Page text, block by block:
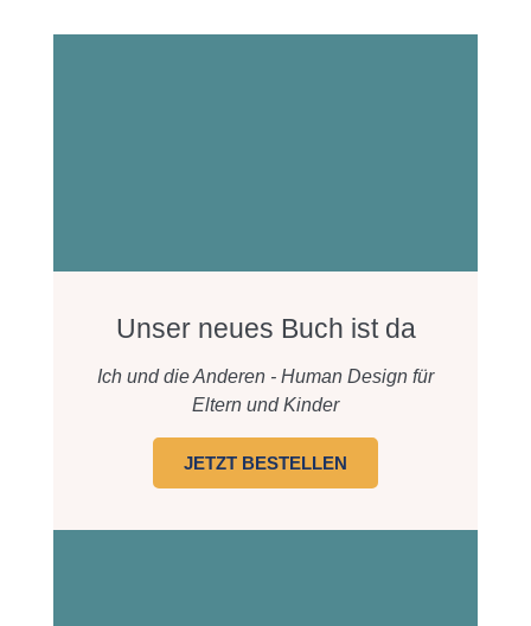
Unser neues Buch ist da
Ich und die Anderen - Human Design für
Eltern und Kinder
JETZT BESTELLEN